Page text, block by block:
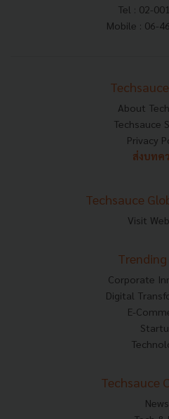
Tel : 02-
Mobile : 06-
About
Techsauce
Privacy
ส่งบทค
Techsauce
Visit
Trending
Corporate
Digital
E-
Techsauce
News